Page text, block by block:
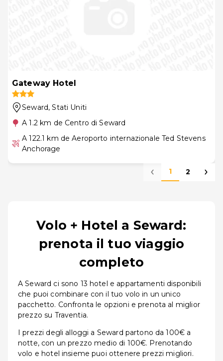
Gateway Hotel
Seward, Stati Uniti
A 1.2 km de Centro di Seward
A 122.1 km de Aeroporto internazionale Ted Stevens
Anchorage
1 2
Volo + Hotel a Seward:
prenota il tuo viaggio
completo
A Seward ci sono 13 hotel e appartamenti disponibili
che puoi combinare con il tuo volo in un unico
pacchetto. Confronta le opzioni e prenota al miglior
prezzo su Traventia.
I prezzi degli alloggi a Seward partono da 100€ a
notte, con un prezzo medio di 100€. Prenotando
volo e hotel insieme puoi ottenere prezzi migliori.